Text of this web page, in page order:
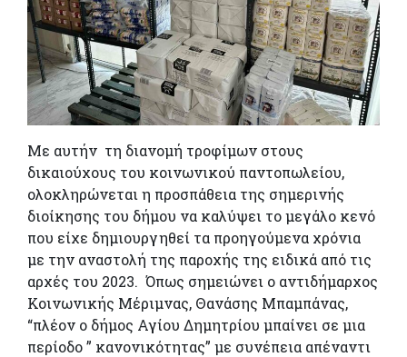
Με αυτήν τη διανομή τροφίμων στους
δικαιούχους του κοινωνικού παντοπωλείου,
ολοκληρώνεται η προσπάθεια της σημερινής
διοίκησης του δήμου να καλύψει το μεγάλο κενό
που είχε δημιουργηθεί τα προηγούμενα χρόνια
με την αναστολή της παροχής της ειδικά από τις
αρχές του 2023. Όπως σημειώνει ο αντιδήμαρχος
Κοινωνικής Μέριμνας, Θανάσης Μπαμπάνας,
“πλέον ο δήμος Αγίου Δημητρίου μπαίνει σε μια
περίοδο ” κανονικότητας” με συνέπεια απέναντι